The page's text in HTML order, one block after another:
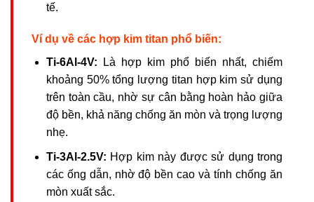
tế.
Ví dụ về các hợp kim titan phổ biến:
Ti-6Al-4V: Là hợp kim phổ biến nhất, chiếm
khoảng 50% tổng lượng titan hợp kim sử dụng
trên toàn cầu, nhờ sự cân bằng hoàn hảo giữa
độ bền, khả năng chống ăn mòn và trọng lượng
nhẹ.
Ti-3Al-2.5V: Hợp kim này được sử dụng trong
các ống dẫn, nhờ độ bền cao và tính chống ăn
mòn xuất sắc.